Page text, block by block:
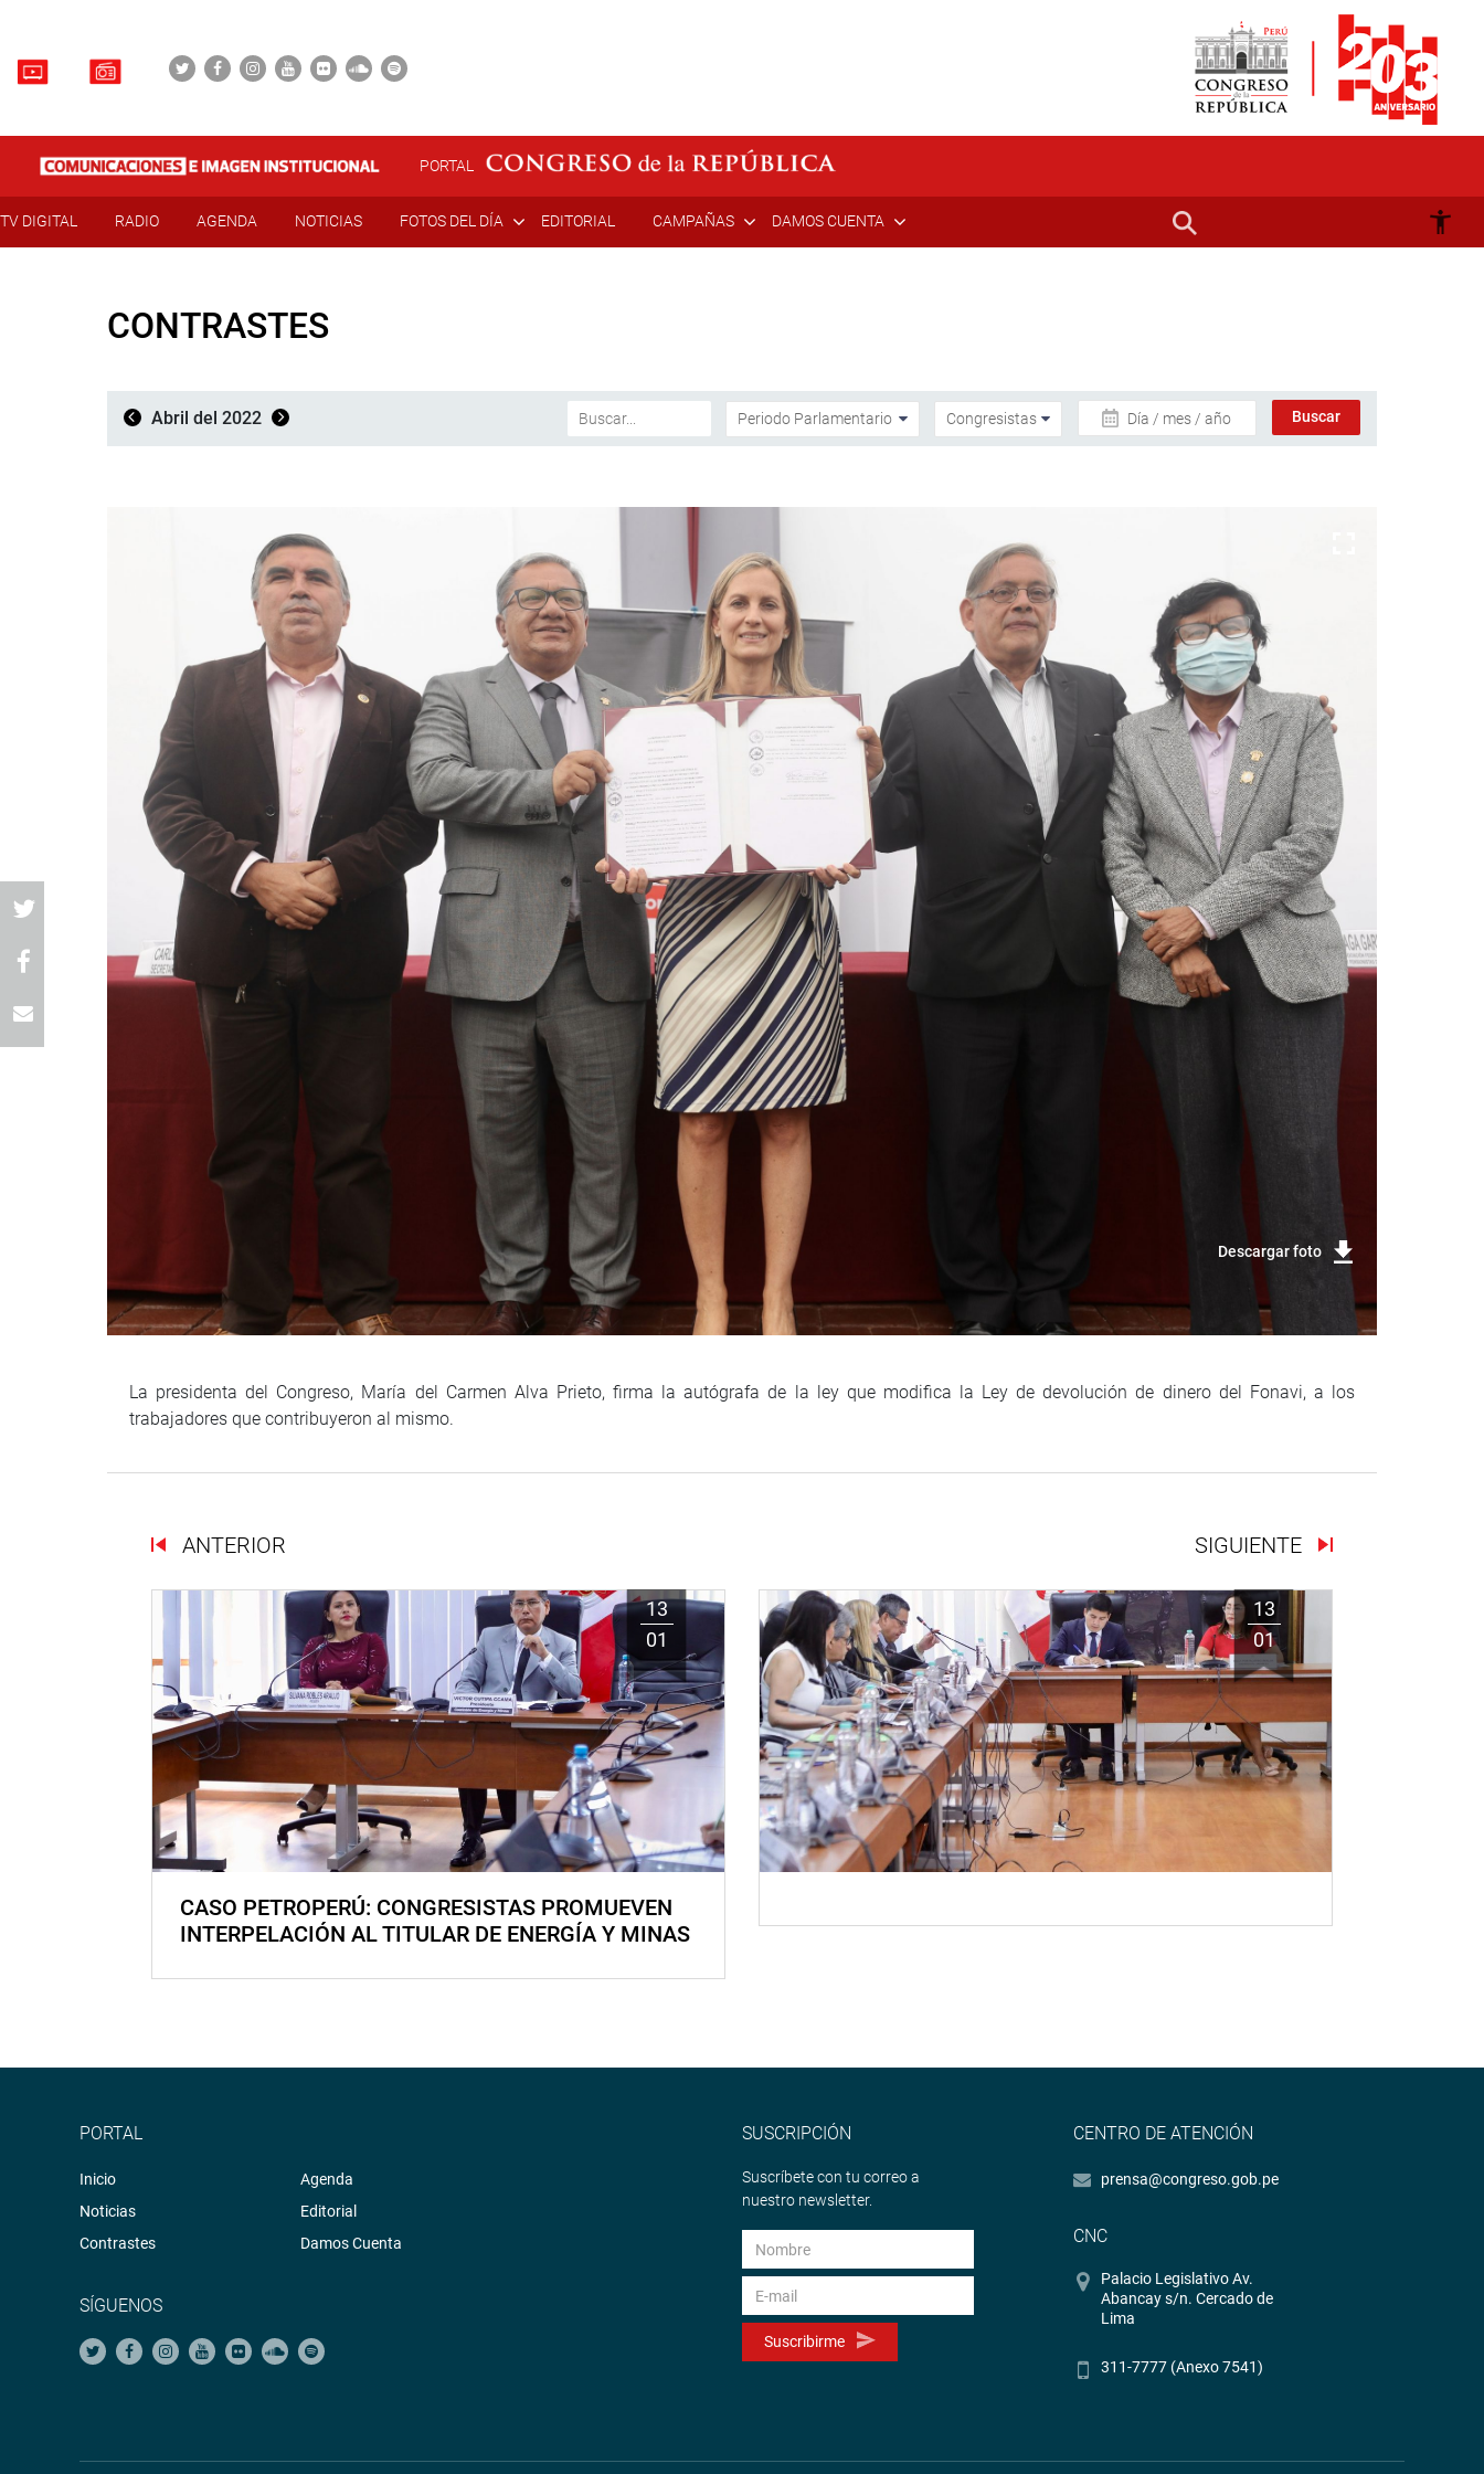
PORTAL
TV DIGITAL RADIO AGENDA NOTICIAS FOTOS DEL DÍA EDITORIAL CAMPAÑAS DAMOS CUENTA
CONTRASTES
Abril del 2022 Día / mes / año
Descargar foto
La presidenta del Congreso, María del Carmen Alva Prieto, firma la autógrafa de la ley que modifica la Ley de devolución de dinero del Fonavi, a los
trabajadores que contribuyeron al mismo.
ANTERIOR SIGUIENTE
13
01
CASO PETROPERÚ: CONGRESISTAS PROMUEVEN
INTERPELACIÓN AL TITULAR DE ENERGÍA Y MINAS
13
01
PORTAL
Inicio
Noticias
Contrastes
Agenda
Editorial
Damos Cuenta
SÍGUENOS
SUSCRIPCIÓN
Suscríbete con tu correo a
nuestro newsletter.
Suscribirme
CENTRO DE ATENCIÓN
prensa@congreso.gob.pe
CNC
Palacio Legislativo Av.
Abancay s/n. Cercado de
Lima
311-7777 (Anexo 7541)